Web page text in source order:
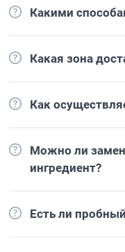
Какими
Какая зона
Как
Можно ли
ингредиент?
Есть ли